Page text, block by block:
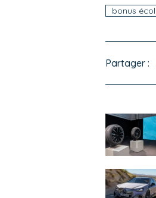
bonus
Partager :